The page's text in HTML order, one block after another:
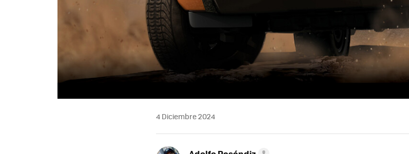
4 Diciembre 2024